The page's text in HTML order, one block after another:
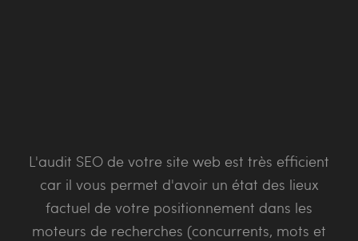
L'audit SEO de votre site web est très efficient
car il vous permet d'avoir un état des lieux
factuel de votre positionnement dans les
moteurs de recherches (concurrents, mots et